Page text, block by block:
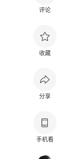
评论
收藏
分享
手机看